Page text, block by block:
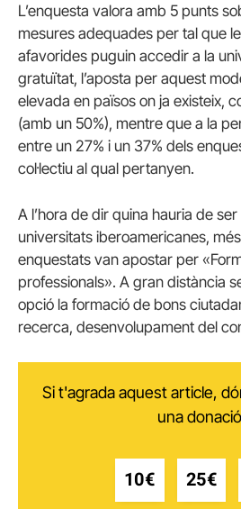
L’enquesta valora amb 5 punts
mesures adequades per tal que
afavorides puguin accedir a la
gratuïtat, l’aposta per aquest
elevada en països on ja existeix,
(amb un 50%), mentre que a la
entre un 27% i un 37% dels
col·lectiu al qual pertanyen.
A l’hora de dir quina hauria de
universitats iberoamericanes,
enquestats van apostar per
professionals». A gran distància
opció la formació de bons
recerca, desenvolupament del
Si t'agrada aquest article,
una
10€ 25€